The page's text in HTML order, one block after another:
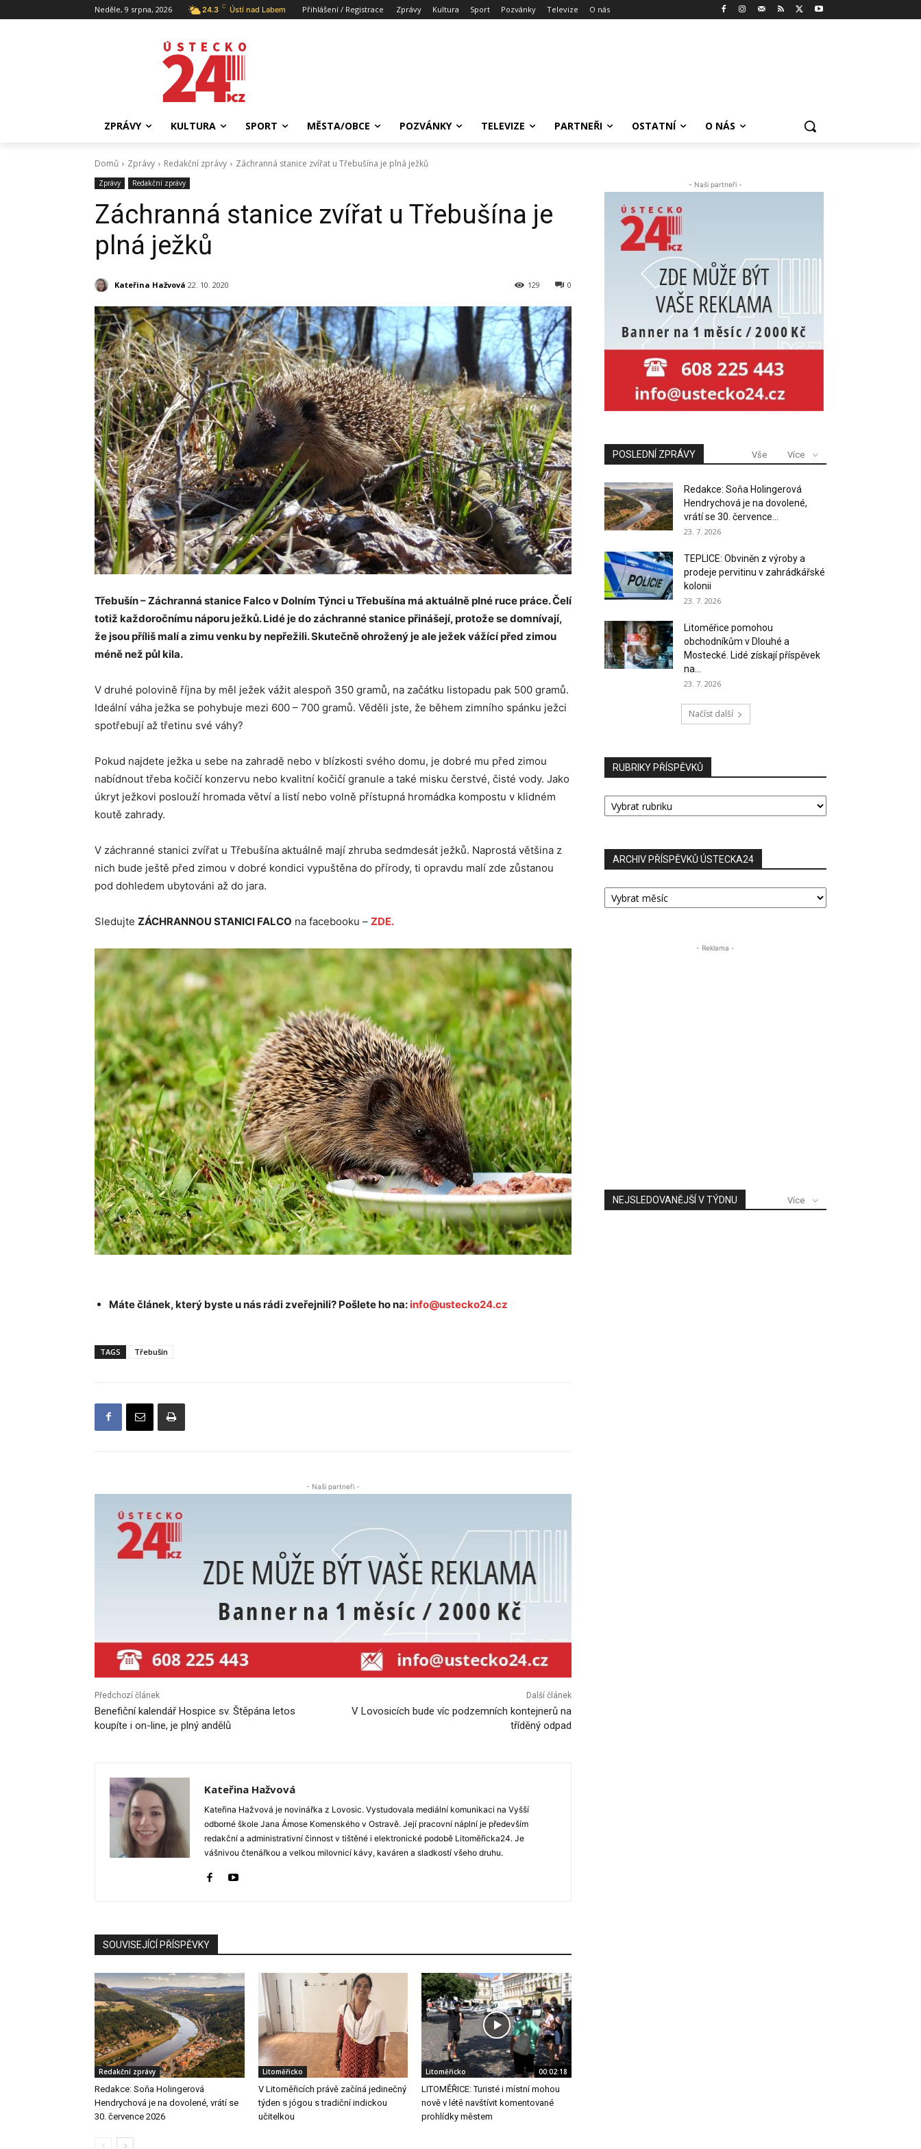
Neděle, 9 srpna, 2026 24.3 C Ústí nad Labem Přihlášení / Registrace Zprávy Kultura Sport Pozvánky Televize O nás
ZPRÁVY KULTURA SPORT MĚSTA/OBCE POZVÁNKY TELEVIZE PARTNEŘI OSTATNÍ O NÁS
Domů Zprávy Redakční zprávy Záchranná stanice zvířat u Třebušína je plná ježků
Zprávy Redakční zprávy
Záchranná stanice zvířat u Třebušína je
plná ježků
Kateřina Hažvová 22. 10. 2020 0
129
Třebušín – Záchranná stanice Falco v Dolním Týnci u Třebušína má aktuálně plné ruce práce. Čelí
totiž každoročnímu náporu ježků. Lidé je do záchranné stanice přinášejí, protože se domnívají,
že jsou příliš malí a zimu venku by nepřežili. Skutečně ohrožený je ale ježek vážící před zimou
méně než půl kila.
V druhé polovině října by měl ježek vážit alespoň 350 gramů, na začátku listopadu pak 500 gramů.
Ideální váha ježka se pohybuje mezi 600 – 700 gramů. Věděli jste, že během zimního spánku ježci
spotřebují až třetinu své váhy?
Pokud najdete ježka u sebe na zahradě nebo v blízkosti svého domu, je dobré mu před zimou
nabídnout třeba kočičí konzervu nebo kvalitní kočičí granule a také misku čerstvé, čisté vody. Jako
úkryt ježkovi poslouží hromada větví a listí nebo volně přístupná hromádka kompostu v klidném
koutě zahrady.
V záchranné stanici zvířat u Třebušína aktuálně mají zhruba sedmdesát ježků. Naprostá většina z
nich bude ještě před zimou v dobré kondici vypuštěna do přírody, ti opravdu malí zde zůstanou
pod dohledem ubytováni až do jara.
Sledujte ZÁCHRANNOU STANICI FALCO na facebooku – ZDE.
Máte článek, který byste u nás rádi zveřejnili? Pošlete ho na: info@ustecko24.cz
TAGS Třebušín
- Naši partneři -
Předchozí článek
Benefiční kalendář Hospice sv. Štěpána letos
koupíte i on-line, je plný andělů
Další článek
V Lovosicích bude víc podzemních kontejnerů na
tříděný odpad
Kateřina Hažvová
Kateřina Hažvová je novinářka z Lovosic. Vystudovala mediální komunikaci na Vyšší
odborné škole Jana Ámose Komenského v Ostravě. Její pracovní náplní je především
redakční a administrativní činnost v tištěné i elektronické podobě Litoměřicka24. Je
vášnivou čtenářkou a velkou milovnicí kávy, kaváren a sladkostí všeho druhu.
SOUVISEJÍCÍ PŘÍSPĚVKY
Redakční zprávy
Redakce: Soňa Holingerová
Hendrychová je na dovolené, vrátí se
30. července 2026
Litoměřicko
V Litoměřicích právě začíná jedinečný
týden s jógou s tradiční indickou
učitelkou
Litoměřicko 00:02:18
LITOMĚŘICE: Turisté i místní mohou
nově v létě navštívit komentované
prohlídky městem
- Naši partneři -
POSLEDNÍ ZPRÁVY Vše Více
Redakce: Soňa Holingerová
Hendrychová je na dovolené,
vrátí se 30. července...
23. 7. 2026
TEPLICE: Obviněn z výroby a
prodeje pervitinu v zahrádkářské
kolonii
23. 7. 2026
Litoměřice pomohou
obchodníkům v Dlouhé a
Mostecké. Lidé získají příspěvek
na...
23. 7. 2026
Načíst další
RUBRIKY PŘÍSPĚVKŮ
RUBRIKY
PŘÍSPĚVKŮ
ARCHIV PŘÍSPĚVKŮ ÚSTECKA24
ARCHIV
PŘÍSPĚVKŮ
- Reklama -
NEJSLEDOVANĚJŠÍ V TÝDNU Více